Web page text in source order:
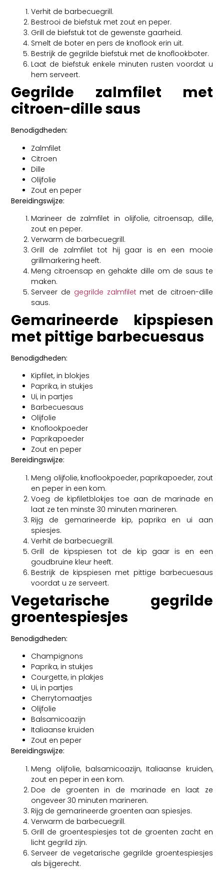
Verhit de barbecuegrill.
Bestrooi de biefstuk met zout en peper.
Grill de biefstuk tot de gewenste gaarheid.
Smelt de boter en pers de knoflook erin uit.
Bestrijk de gegrilde biefstuk met de knoflookboter.
Laat de biefstuk enkele minuten rusten voordat u
hem serveert.
Gegrilde zalmfilet met
citroen-dille saus
Benodigdheden:
Zalmfilet
Citroen
Dille
Olijfolie
Zout en peper
Bereidingswijze:
Marineer de zalmfilet in olijfolie, citroensap, dille,
zout en peper.
Verwarm de barbecuegrill.
Grill de zalmfilet tot hij gaar is en een mooie
grillmarkering heeft.
Meng citroensap en gehakte dille om de saus te
maken.
Serveer de gegrilde zalmfilet met de citroen-dille
saus.
Gemarineerde kipspiesen
met pittige barbecuesaus
Benodigdheden:
Kipfilet, in blokjes
Paprika, in stukjes
Ui, in partjes
Barbecuesaus
Olijfolie
Knoflookpoeder
Paprikapoeder
Zout en peper
Bereidingswijze:
Meng olijfolie, knoflookpoeder, paprikapoeder, zout
en peper in een kom.
Voeg de kipfiletblokjes toe aan de marinade en
laat ze ten minste 30 minuten marineren.
Rijg de gemarineerde kip, paprika en ui aan
spiesjes.
Verhit de barbecuegrill.
Grill de kipspiesen tot de kip gaar is en een
goudbruine kleur heeft.
Bestrijk de kipspiesen met pittige barbecuesaus
voordat u ze serveert.
Vegetarische gegrilde
groentespiesjes
Benodigdheden:
Champignons
Paprika, in stukjes
Courgette, in plakjes
Ui, in partjes
Cherrytomaatjes
Olijfolie
Balsamicoazijn
Italiaanse kruiden
Zout en peper
Bereidingswijze:
Meng olijfolie, balsamicoazijn, Italiaanse kruiden,
zout en peper in een kom.
Doe de groenten in de marinade en laat ze
ongeveer 30 minuten marineren.
Rijg de gemarineerde groenten aan spiesjes.
Verwarm de barbecuegrill.
Grill de groentespiesjes tot de groenten zacht en
licht gegrild zijn.
Serveer de vegetarische gegrilde groentespiesjes
als bijgerecht.